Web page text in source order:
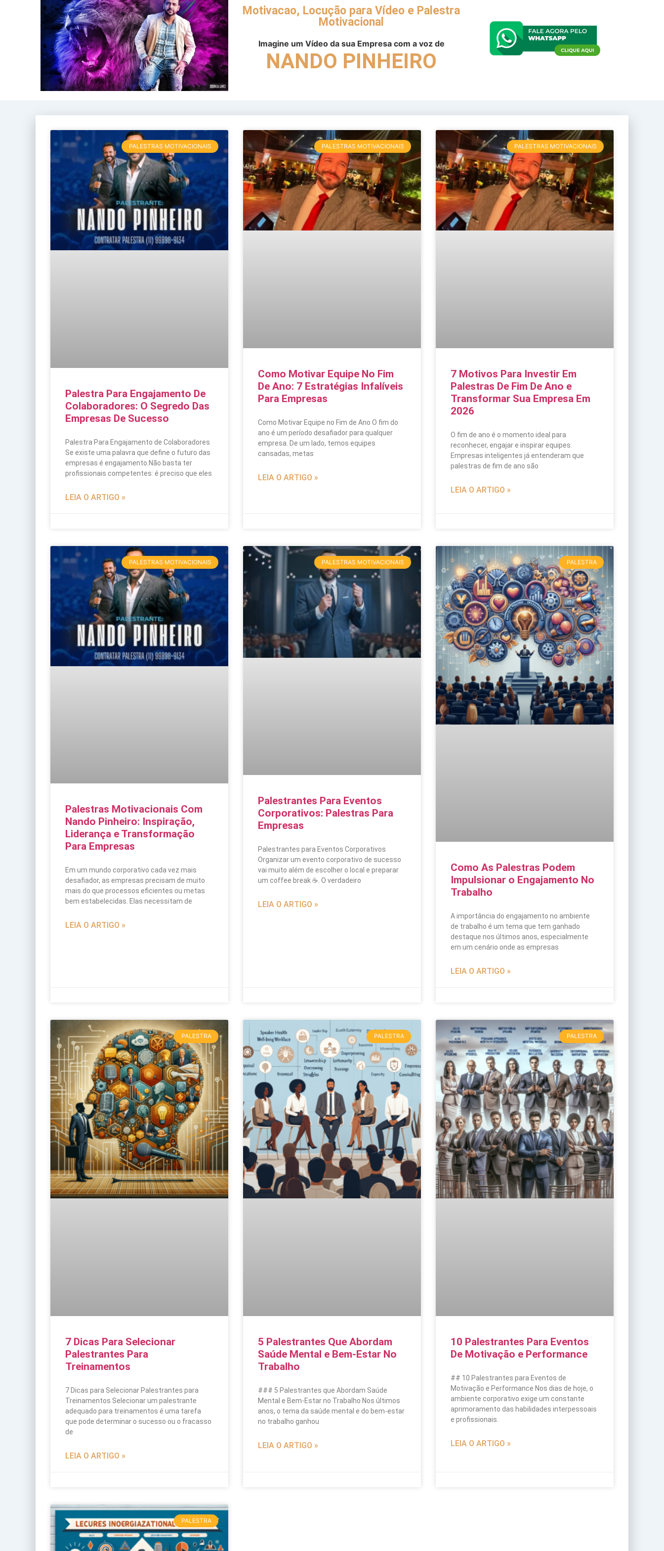
Motivacao, Locução para Vídeo e Palestra
Motivacional
Imagine um Vídeo da sua Empresa com a voz de
NANDO PINHEIRO
PALESTRAS MOTIVACIONAIS
Palestra Para Engajamento De
Colaboradores: O Segredo Das
Empresas De Sucesso
Palestra Para Engajamento de Colaboradores
Se existe uma palavra que define o futuro das
empresas é engajamento.Não basta ter
profissionais competentes: é preciso que eles
LEIA O ARTIGO »
PALESTRAS MOTIVACIONAIS
Como Motivar Equipe No Fim
De Ano: 7 Estratégias Infalíveis
Para Empresas
Como Motivar Equipe no Fim de Ano O fim do
ano é um período desafiador para qualquer
empresa. De um lado, temos equipes
cansadas, metas
LEIA O ARTIGO »
PALESTRAS MOTIVACIONAIS
7 Motivos Para Investir Em
Palestras De Fim De Ano e
Transformar Sua Empresa Em
2026
O fim de ano é o momento ideal para
reconhecer, engajar e inspirar equipes.
Empresas inteligentes já entenderam que
palestras de fim de ano são
LEIA O ARTIGO »
PALESTRAS MOTIVACIONAIS
Palestras Motivacionais Com
Nando Pinheiro: Inspiração,
Liderança e Transformação
Para Empresas
Em um mundo corporativo cada vez mais
desafiador, as empresas precisam de muito
mais do que processos eficientes ou metas
bem estabelecidas. Elas necessitam de
LEIA O ARTIGO »
PALESTRAS MOTIVACIONAIS
Palestrantes Para Eventos
Corporativos: Palestras Para
Empresas
Palestrantes para Eventos Corporativos
Organizar um evento corporativo de sucesso
vai muito além de escolher o local e preparar
um coffee break ☕. O verdadeiro
LEIA O ARTIGO »
PALESTRA
Como As Palestras Podem
Impulsionar o Engajamento No
Trabalho
A importância do engajamento no ambiente
de trabalho é um tema que tem ganhado
destaque nos últimos anos, especialmente
em um cenário onde as empresas
LEIA O ARTIGO »
PALESTRA
7 Dicas Para Selecionar
Palestrantes Para
Treinamentos
7 Dicas para Selecionar Palestrantes para
Treinamentos Selecionar um palestrante
adequado para treinamentos é uma tarefa
que pode determinar o sucesso ou o fracasso
de
LEIA O ARTIGO »
PALESTRA
5 Palestrantes Que Abordam
Saúde Mental e Bem-Estar No
Trabalho
### 5 Palestrantes que Abordam Saúde
Mental e Bem-Estar no Trabalho Nos últimos
anos, o tema da saúde mental e do bem-estar
no trabalho ganhou
LEIA O ARTIGO »
PALESTRA
10 Palestrantes Para Eventos
De Motivação e Performance
## 10 Palestrantes para Eventos de
Motivação e Performance Nos dias de hoje, o
ambiente corporativo exige um constante
aprimoramento das habilidades interpessoais
e profissionais.
LEIA O ARTIGO »
PALESTRA